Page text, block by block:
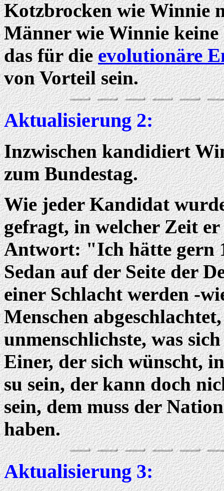
Kotzbrocken wie Winnie
Männer wie Winnie
das für dieevolutionäre
von Vorteil sein.
Aktualisierung 2:
Inzwischen kandidiert
zum Bundestag.
Wie jeder Kandidat
gefragt, in welcher Zeit
Antwort: "Ich hätte gern
Sedan auf der Seite der
einer Schlacht werden -
Menschen
unmenschlichste, was
Einer, der sich wünscht,
su sein, der kann doch
sein, dem muss der
haben.
Aktualisierung 3: